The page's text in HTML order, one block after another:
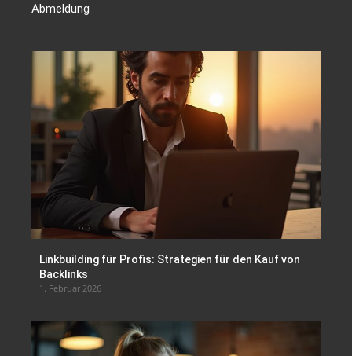
Abmeldung
Linkbuilding für Profis: Strategien für den Kauf von
Backlinks
1. Februar 2026